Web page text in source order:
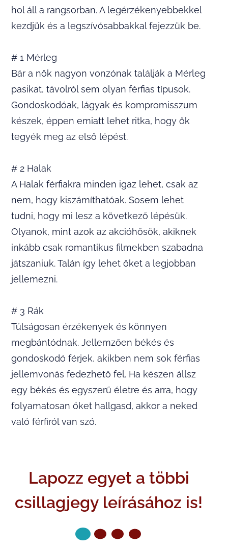
hol áll a rangsorban. A legérzékenyebbekkel
kezdjük és a legszívósabbakkal fejezzük be.
# 1 Mérleg
Bár a nők nagyon vonzónak találják a Mérleg
pasikat, távolról sem olyan férfias típusok.
Gondoskodóak, lágyak és kompromisszum
készek, éppen emiatt lehet ritka, hogy ők
tegyék meg az első lépést.
# 2 Halak
A Halak férfiakra minden igaz lehet, csak az
nem, hogy kiszámíthatóak. Sosem lehet
tudni, hogy mi lesz a következő lépésük.
Olyanok, mint azok az akcióhősök, akiknek
inkább csak romantikus filmekben szabadna
játszaniuk. Talán így lehet őket a legjobban
jellemezni.
# 3 Rák
Túlságosan érzékenyek és könnyen
megbántódnak. Jellemzően békés és
gondoskodó férjek, akikben nem sok férfias
jellemvonás fedezhető fel. Ha készen állsz
egy békés és egyszerű életre és arra, hogy
folyamatosan őket hallgasd, akkor a neked
való férfiról van szó.
Lapozz egyet a többi
csillagjegy leírásához is!